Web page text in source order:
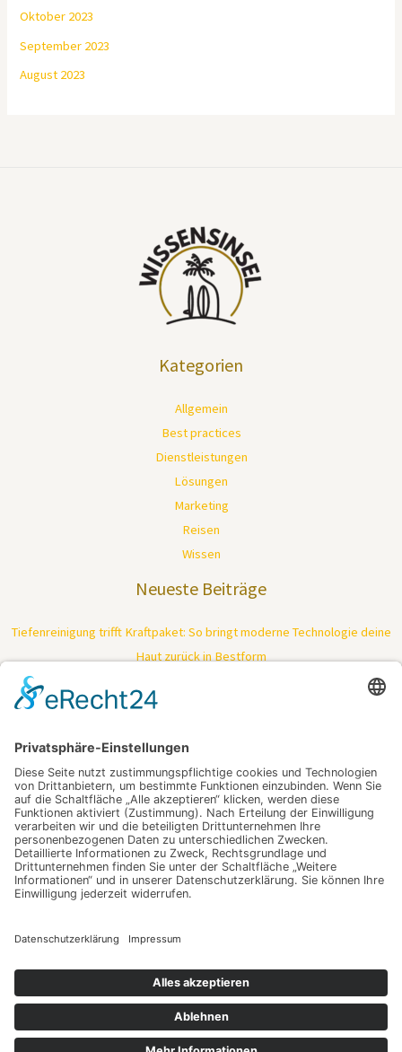
Oktober 2023
September 2023
August 2023
Kategorien
Allgemein
Best practices
Dienstleistungen
Lösungen
Marketing
Reisen
Wissen
Neueste Beiträge
Tiefenreinigung trifft Kraftpaket: So bringt moderne Technologie deine
Haut zurück in Bestform
Ein Fest, das keine Reise braucht – Feiern dort, wo das Herz schlägt
Mimik ohne Kompromisse: Wie gezielte Muskelentspannung Falten
Wer alltäglich souverän kommunizieren will, braucht mehr als nur Vokabeln
– der Schlüssel zum nächsten Lebensabschnitt
Wenn Abschiednehmen zum Gespräch wird – Erinnerungen bewahren in
schwierigen Zeiten
Schlagwörter
Copyright © 2026 Wissensinsel
Datenschutz